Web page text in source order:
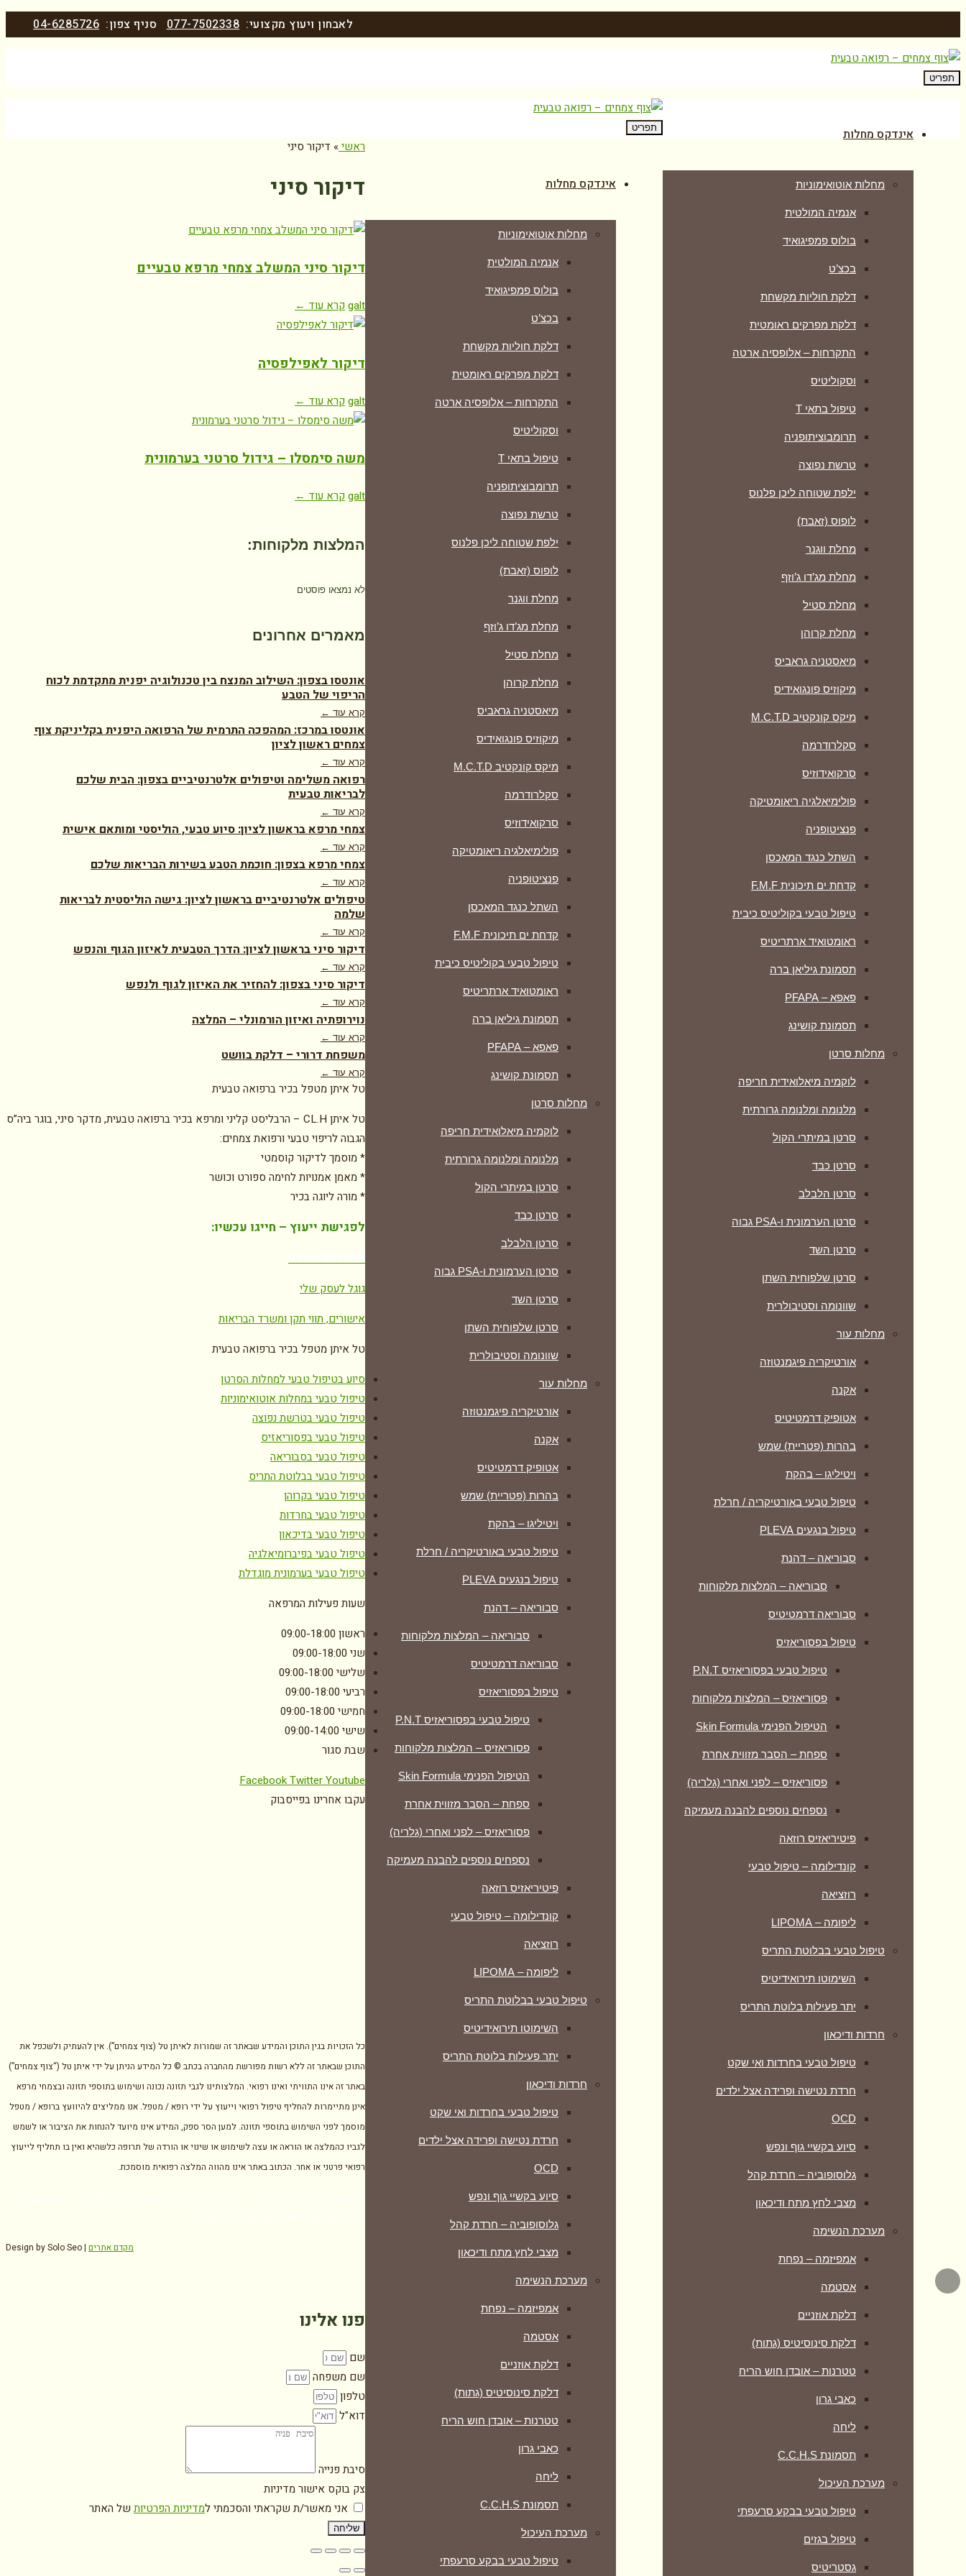
לאבחון ויעוץ מקצועי: 077-7502338 סניף צפון: 04-6285726
תפריט
אינדקס מחלות
מחלות אוטואימוניות
אנמיה המולטית
בולוס פמפיגואיד
בכצ’ט
דלקת חוליות מקשחת
דלקת מפרקים ראומטית
התקרחות – אלופסיה ארטה
וסקוליטיס
טיפול בתאי T
תרומבוציתופניה
טרשת נפוצה
ילפת שטוחה ליכן פלנוס
לופוס (זאבת)
מחלת ווגנר
מחלת מג’דו ג’וזף
מחלת סטיל
מחלת קרוהן
מיאסטניה גראביס
מיקוזיס פונגואידיס
מיקס קונקטיב M.C.T.D
סקלרודרמה
סרקואידוזיס
פולימיאלגיה ריאומטיקה
‏פנציטופניה
השתל כנגד המאכסן
קדחת ים תיכונית F.M.F
טיפול טבעי בקוליטיס כיבית
ראומטואיד ארתריטיס
תסמונת גיליאן ברה
פאפא – PFAPA
תסמונת קושינג
מחלות סרטן
לוקמיה מיאלואידית חריפה
מלנומה ומלנומה גרורתית
סרטן במיתרי הקול
סרטן כבד
סרטן הלבלב
סרטן הערמונית ו-PSA גבוה
סרטן השד
סרטן שלפוחית השתן
שוונומה וסטיבולרית
מחלות עור
אורטיקריה פיגמנטוזה
אקנה
אטופיק דרמטיטיס
בהרות (פטריית) שמש
ויטיליגו – בהקת
טיפול טבעי באורטיקריה / חרלת
טיפול בנגעים PLEVA
סבוריאה – דהנת
סבוריאה – המלצות מלקוחות
סבוריאה דרמטיטיס
טיפול בפסוריאזיס
טיפול טבעי בפסוריאזיס P.N.T
פסוריאזיס – המלצות מלקוחות
הטיפול הפנימי Skin Formula
ספחת – הסבר מזווית אחרת
פסוריאזיס – לפני ואחרי (גלריה)
נספחים נוספים להבנה מעמיקה
פיטיריאזיס רוזאה
קונדילומה – טיפול טבעי
רוזציאה
ליפומה – LIPOMA
טיפול טבעי בבלוטת התריס
השימוטו תירואידיטיס
יתר פעילות בלוטת התריס
חרדות ודיכאון
טיפול טבעי בחרדות ואי שקט
חרדת נטישה ופרידה אצל ילדים
OCD
סיוע בקשיי גוף ונפש
גלוסופוביה – חרדת קהל
מצבי לחץ מתח ודיכאון
מערכת הנשימה
אמפיזמה – נפחת
אסטמה
דלקת אוזניים
דלקת סינוסיטיס (גתות)
טטרנות – אובדן חוש הריח
כאבי גרון
ליחה
תסמונת C.C.H.S
מערכת העיכול
טיפול טבעי בבקע סרעפתי
טיפול בגזים
גסטריטיס
תפריט
אינדקס מחלות
מחלות אוטואימוניות
אנמיה המולטית
בולוס פמפיגואיד
בכצ’ט
דלקת חוליות מקשחת
דלקת מפרקים ראומטית
התקרחות – אלופסיה ארטה
וסקוליטיס
טיפול בתאי T
תרומבוציתופניה
טרשת נפוצה
ילפת שטוחה ליכן פלנוס
לופוס (זאבת)
מחלת ווגנר
מחלת מג’דו ג’וזף
מחלת סטיל
מחלת קרוהן
מיאסטניה גראביס
מיקוזיס פונגואידיס
מיקס קונקטיב M.C.T.D
סקלרודרמה
סרקואידוזיס
פולימיאלגיה ריאומטיקה
‏פנציטופניה
השתל כנגד המאכסן
קדחת ים תיכונית F.M.F
טיפול טבעי בקוליטיס כיבית
ראומטואיד ארתריטיס
תסמונת גיליאן ברה
פאפא – PFAPA
תסמונת קושינג
מחלות סרטן
לוקמיה מיאלואידית חריפה
מלנומה ומלנומה גרורתית
סרטן במיתרי הקול
סרטן כבד
סרטן הלבלב
סרטן הערמונית ו-PSA גבוה
סרטן השד
סרטן שלפוחית השתן
שוונומה וסטיבולרית
מחלות עור
אורטיקריה פיגמנטוזה
אקנה
אטופיק דרמטיטיס
בהרות (פטריית) שמש
ויטיליגו – בהקת
טיפול טבעי באורטיקריה / חרלת
טיפול בנגעים PLEVA
סבוריאה – דהנת
סבוריאה – המלצות מלקוחות
סבוריאה דרמטיטיס
טיפול בפסוריאזיס
טיפול טבעי בפסוריאזיס P.N.T
פסוריאזיס – המלצות מלקוחות
הטיפול הפנימי Skin Formula
ספחת – הסבר מזווית אחרת
פסוריאזיס – לפני ואחרי (גלריה)
נספחים נוספים להבנה מעמיקה
פיטיריאזיס רוזאה
קונדילומה – טיפול טבעי
רוזציאה
ליפומה – LIPOMA
טיפול טבעי בבלוטת התריס
השימוטו תירואידיטיס
יתר פעילות בלוטת התריס
חרדות ודיכאון
טיפול טבעי בחרדות ואי שקט
חרדת נטישה ופרידה אצל ילדים
OCD
סיוע בקשיי גוף ונפש
גלוסופוביה – חרדת קהל
מצבי לחץ מתח ודיכאון
מערכת הנשימה
אמפיזמה – נפחת
אסטמה
דלקת אוזניים
דלקת סינוסיטיס (גתות)
טטרנות – אובדן חוש הריח
כאבי גרון
ליחה
תסמונת C.C.H.S
מערכת העיכול
טיפול טבעי בבקע סרעפתי
ראשי» דיקור סיני
דיקור סיני
דיקור סיני המשלב צמחי מרפא טבעיים
galt קרא עוד ←
דיקור לאפילפסיה
galt קרא עוד ←
משה סימסלו – גידול סרטני בערמונית
galt קרא עוד ←
המלצות מלקוחות:
לא נמצאו פוסטים
מאמרים אחרונים
אונטסו בצפון: השילוב המנצח בין טכנולוגיה יפנית מתקדמת לכוח
הריפוי של הטבע
קרא עוד ←
אונטסו במרכז: המהפכה התרמית של הרפואה היפנית בקליניקת צוף
צמחים ראשון לציון
קרא עוד ←
רפואה משלימה וטיפולים אלטרנטיביים בצפון: הבית שלכם
לבריאות טבעית
קרא עוד ←
צמחי מרפא בראשון לציון: סיוע טבעי, הוליסטי ומותאם אישית
קרא עוד ←
צמחי מרפא בצפון: חוכמת הטבע בשירות הבריאות שלכם
קרא עוד ←
טיפולים אלטרנטיביים בראשון לציון: גישה הוליסטית לבריאות
שלמה
קרא עוד ←
דיקור סיני בראשון לציון: הדרך הטבעית לאיזון הגוף והנפש
קרא עוד ←
דיקור סיני בצפון: להחזיר את האיזון לגוף ולנפש
קרא עוד ←
נוירופתיה ואיזון הורמונלי – המלצה
קרא עוד ←
משפחת דרורי – דלקת בוושט
קרא עוד ←
טל איתן מטפל בכיר ברפואה טבעית
טל איתן CL.H – הרבליסט קליני ומרפא בכיר ברפואה טבעית, מדקר סיני, בוגר ביה”ס
הגבוה לריפוי טבעי ורפואת צמחים:
* מוסמך לדיקור קוסמטי
* מאמן אמנויות לחימה ספורט וכושר
* מורה ליוגה בכיר
לפגישת ייעוץ – חייגו עכשיו:
גוגל לעסק שלי
אישורים, תווי תקן ומשרד הבריאות
טל איתן מטפל בכיר ברפואה טבעית
סיוע בטיפול טבעי למחלות הסרטן
טיפול טבעי במחלות אוטואימוניות
טיפול טבעי בטרשת נפוצה
טיפול טבעי בפסוריאזיס
טיפול טבעי בסבוריאה
טיפול טבעי בבלוטת התריס
טיפול טבעי בקרוהן
טיפול טבעי בחרדות
טיפול טבעי בדיכאון
טיפול טבעי בפיברומיאלגיה
טיפול טבעי בערמונית מוגדלת
שעות פעילות המרפאה
ראשון 09:00-18:00
שני 09:00-18:00
שלישי 09:00-18:00
רביעי 09:00-18:00
חמישי 09:00-18:00
שישי 09:00-14:00
שבת סגור
FacebookTwitterYoutube
עקבו אחרינו בפייסבוק
כל הזכויות בגין התוכן והמידע שבאתר זה שמורות לאיתן טל (צוף צמחים”). אין להעתיק ולשכפל את
התוכן שבאתר זה ללא רשות מפורשת מהחברה בכתב © כל המידע הניתן על ידי איתן טל (“צוף צמחים”)
באתר זה אינו התוויתי ואינו רפואי. המלצותינו לגבי תזונה נכונה ושימוש בתוספי תזונה ובצמחי מרפא
אינן מתיימרות להחליף טיפול רפואי וייעוץ על ידי רופא / מטפל. אנו ממליצים להיוועץ ברופא / מטפל
מוסמך לפני השימוש בתוספי תזונה. למען הסר ספק, המידע אינו מיועד להנחות את הציבור או לשמש
לגביו כהמלצה או הוראה או עצה לשימוש או שינוי או הורדה של תרופה כלשהיא ואין בו תחליף לייעוץ
רפואי פרטני או אחר. הכתוב באתר אינו מהווה המלצה רפואית מוסמכת.
Design by Solo Seo | מקדם אתרים
פנו אלינו
שם
שם משפחה
טלפון
דוא"ל
סיבת פנייה
צק בוקס אישור מדיניות
אני מאשר/ת שקראתי והסכמתי למדיניות הפרטיות של האתר
שליחה